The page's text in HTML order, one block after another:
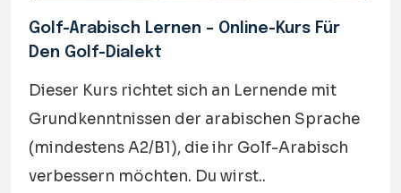
Golf-Arabisch Lernen – Online-Kurs Für
Den Golf-Dialekt
Dieser Kurs richtet sich an Lernende mit
Grundkenntnissen der arabischen Sprache
(mindestens A2/B1), die ihr Golf-Arabisch
verbessern möchten. Du wirst..